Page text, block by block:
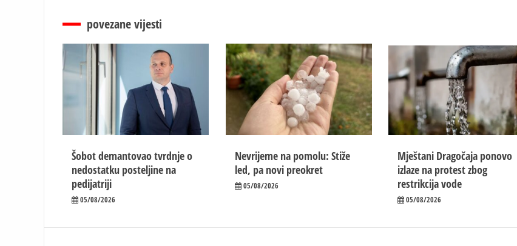
povezane vijesti
Šobot demantovao tvrdnje o
nedostatku posteljine na
pedijatriji
05/08/2026
Nevrijeme na pomolu: Stiže
led, pa novi preokret
05/08/2026
Mještani Dragočaja ponovo
izlaze na protest zbog
restrikcija vode
05/08/2026